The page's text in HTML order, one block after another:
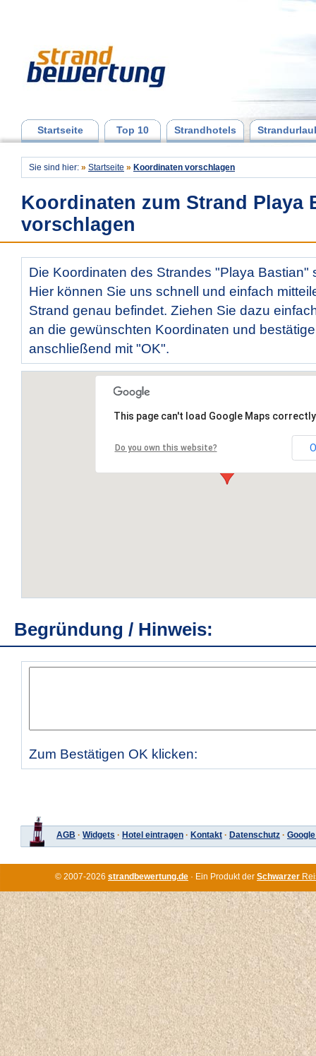
Startseite Top 10 Strandhotels
Sie sind hier: » Startseite » Koordinaten vorschlagen
Koordinaten zum Strand Playa
vorschlagen
Die Koordinaten des Strandes "Playa Bastian"
Hier können Sie uns schnell und einfach
Strand genau befindet. Ziehen Sie dazu
an die gewünschten Koordinaten und
anschließend mit "OK".
This page can't load Google Maps
Do you own this website?
Begründung / Hinweis:
Zum Bestätigen OK klicken:
AGB · Widgets · Hotel eintragen · Kontakt · Datenschutz ·
© 2007-2026 strandbewertung.de · Ein Produkt der Schwarzer